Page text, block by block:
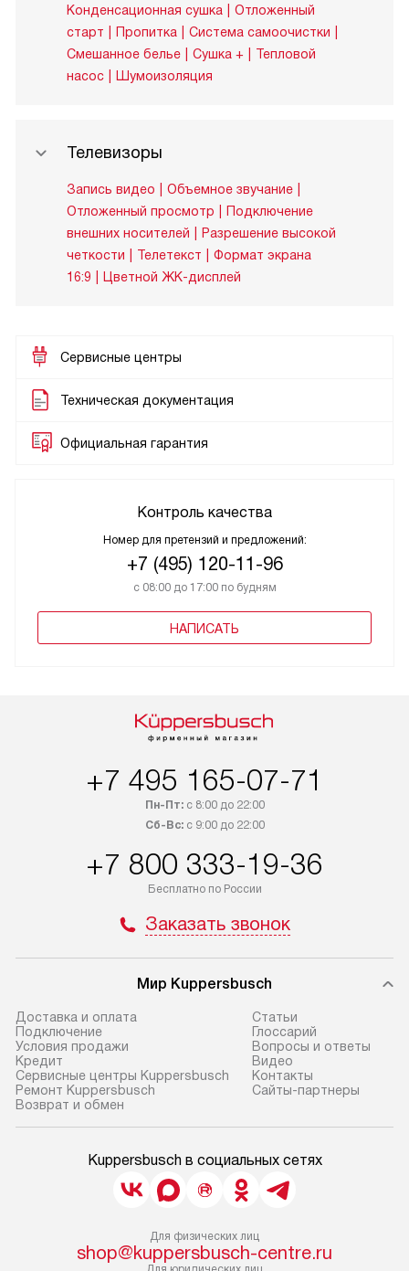
Конденсационная сушка
Отложенный
старт
Пропитка
Система самоочистки
Смешанное белье
Сушка +
Тепловой
насос
Шумоизоляция
Телевизоры
Запись видео
Объемное звучание
Отложенный просмотр
Подключение
внешних носителей
Разрешение высокой
четкости
Телетекст
Формат экрана
16:9
Цветной ЖК-дисплей
Сервисные центры
Техническая документация
Официальная гарантия
Контроль качества
Номер для претензий и предложений:
+7 (495) 120-11-96
с 08:00 до 17:00 по будням
НАПИСАТЬ
+7 495 165-07-71
Пн-Пт:с 8:00 до 22:00
Сб-Вс:с 9:00 до 22:00
+7 800 333-19-36
Бесплатно по России
Заказать звонок
Мир Kuppersbusch
Доставка и оплата
Подключение
Условия продажи
Кредит
Сервисные центры Kuppersbusch
Ремонт Kuppersbusch
Возврат и обмен
Cтатьи
Глоссарий
Вопросы и ответы
Видео
Контакты
Сайты-партнеры
Kuppersbusch в социальных сетях
Для физических лиц
shop@kuppersbusch-centre.ru